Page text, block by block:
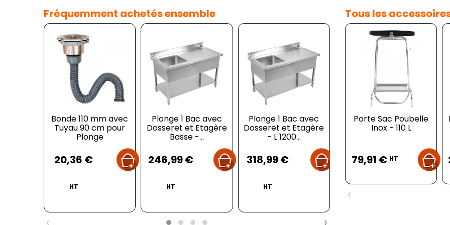
Fréquemment achetés ensemble
Bonde 110 mm avec
Tuyau 90 cm pour
Plonge
20,36 €
HT
Plonge 1 Bac avec
Dosseret et Etagère
Basse -...
246,99 €
HT
Plonge 1 Bac avec
Dosseret et Etagère
- L 1200...
318,99 €
HT
Lave Mains à
Commande
149,99 €
HT
Tous les
Porte Sac Poubelle
Inox - 110 L
79,91 € HT
‹